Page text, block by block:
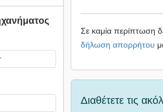
Σε καμία περίπτωση
δήλωση απορρήτου
Διαθέτετε τις